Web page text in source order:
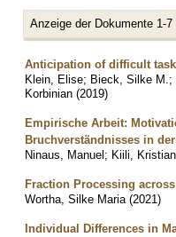
Anzeige der Dokumente 1-7
Anticipation of difficult
Klein, Elise; Bieck, Silke M. ;
Korbinian (2019)
Empirische Arbeit:
Bruchverständnisses in
Ninaus, Manuel; Kiili, Kristian
Fraction Processing
Wortha, Silke Maria (2021)
Individual Differences in